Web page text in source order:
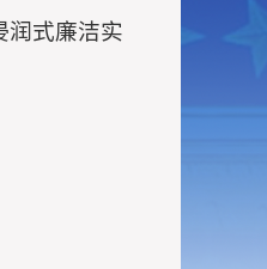
润式廉洁实